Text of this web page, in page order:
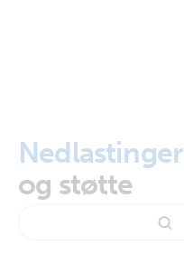
Nedlastinger
og støtte